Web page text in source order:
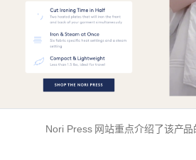
Nori Press 网站重点介绍了该产